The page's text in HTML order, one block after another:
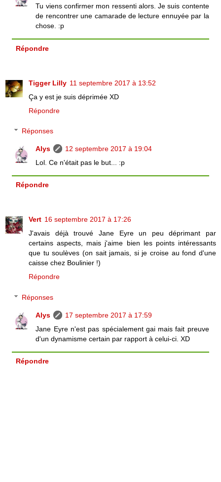
Tu viens confirmer mon ressenti alors. Je suis contente
de rencontrer une camarade de lecture ennuyée par la
chose. :p
Répondre
Tigger Lilly 11 septembre 2017 à 13:52
Ça y est je suis déprimée XD
Répondre
Réponses
Alys
12 septembre 2017 à 19:04
Lol. Ce n'était pas le but... :p
Répondre
Vert 16 septembre 2017 à 17:26
J'avais déjà trouvé Jane Eyre un peu déprimant par
certains aspects, mais j'aime bien les points intéressants
que tu soulèves (on sait jamais, si je croise au fond d'une
caisse chez Boulinier !)
Répondre
Réponses
Alys
17 septembre 2017 à 17:59
Jane Eyre n'est pas spécialement gai mais fait preuve
d'un dynamisme certain par rapport à celui-ci. XD
Répondre